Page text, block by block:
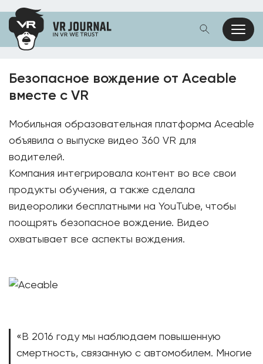
Безопасное вождение от Aceable
вместе с VR
Мобильная образовательная платформа Aceable
объявила о выпуске видео 360 VR для
водителей.
Компания интегрировала контент во все свои
продукты обучения, а также сделала
видеоролики бесплатными на YouTube, чтобы
поощрять безопасное вождение. Видео
охватывает все аспекты вождения.
«В 2016 году мы наблюдаем повышенную
смертность, связанную с автомобилем. Многие